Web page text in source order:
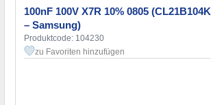
100nF 100V X7R 10% 0805
– Samsung)
Produktcode: 104230
zu Favoriten hinzufügen